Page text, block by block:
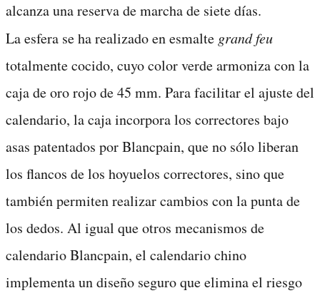
alcanza una reserva de marcha de siete días.
La esfera se ha realizado en esmalte grand feu
totalmente cocido, cuyo color verde armoniza con la
caja de oro rojo de 45 mm. Para facilitar el ajuste del
calendario, la caja incorpora los correctores bajo
asas patentados por Blancpain, que no sólo liberan
los flancos de los hoyuelos correctores, sino que
también permiten realizar cambios con la punta de
los dedos. Al igual que otros mecanismos de
calendario Blancpain, el calendario chino
implementa un diseño seguro que elimina el riesgo